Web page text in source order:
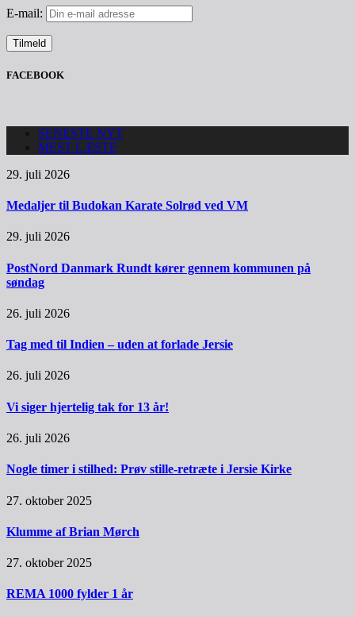
E-mail:
FACEBOOK
SENESTE NYT
MEST LÆSTE
29. juli 2026
Medaljer til Budokan Karate Solrød ved VM
29. juli 2026
PostNord Danmark Rundt kører gennem kommunen på
søndag
26. juli 2026
Tag med til Indien – uden at forlade Jersie
26. juli 2026
Vi siger hjertelig tak for 13 år!
26. juli 2026
Nogle timer i stilhed: Prøv stille-retræte i Jersie Kirke
27. oktober 2025
Klumme af Brian Mørch
27. oktober 2025
REMA 1000 fylder 1 år